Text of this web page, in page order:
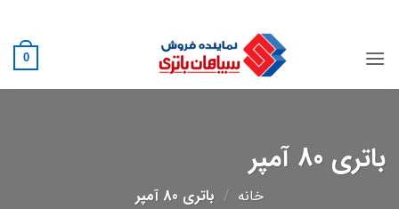
content
0
باتری 80 آمپر
خانه / باتری 80 آمپر